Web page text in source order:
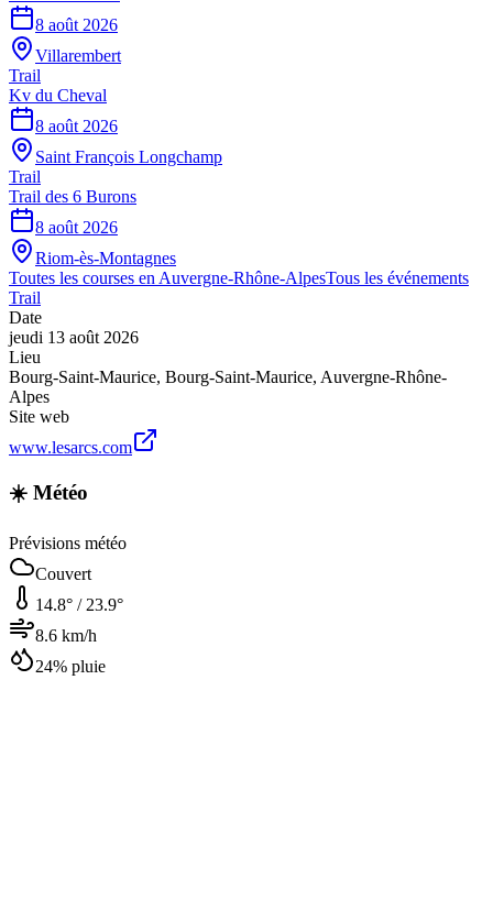
8 août 2026
Villarembert
Trail
Kv du Cheval
8 août 2026
Saint François Longchamp
Trail
Trail des 6 Burons
8 août 2026
Riom-ès-Montagnes
Toutes les courses en Auvergne-Rhône-AlpesTous les événements
Trail
Date
jeudi 13 août 2026
Lieu
Bourg-Saint-Maurice, Bourg-Saint-Maurice, Auvergne-Rhône-
Alpes
Site web
www.lesarcs.com
☀️ Météo
Prévisions météo
Couvert
14.8° / 23.9°
8.6 km/h
24% pluie